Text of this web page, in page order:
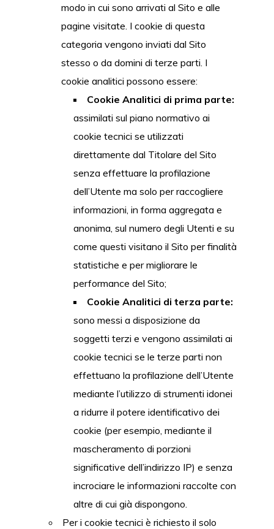
modo in cui sono arrivati al Sito e alle
pagine visitate. I cookie di questa
categoria vengono inviati dal Sito
stesso o da domini di terze parti. I
cookie analitici possono essere:
Cookie Analitici di prima parte:
assimilati sul piano normativo ai
cookie tecnici se utilizzati
direttamente dal Titolare del Sito
senza effettuare la profilazione
dell’Utente ma solo per raccogliere
informazioni, in forma aggregata e
anonima, sul numero degli Utenti e su
come questi visitano il Sito per finalità
statistiche e per migliorare le
performance del Sito;
Cookie Analitici di terza parte:
sono messi a disposizione da
soggetti terzi e vengono assimilati ai
cookie tecnici se le terze parti non
effettuano la profilazione dell’Utente
mediante l’utilizzo di strumenti idonei
a ridurre il potere identificativo dei
cookie (per esempio, mediante il
mascheramento di porzioni
significative dell’indirizzo IP) e senza
incrociare le informazioni raccolte con
altre di cui già dispongono.
Per i cookie tecnici è richiesto il solo